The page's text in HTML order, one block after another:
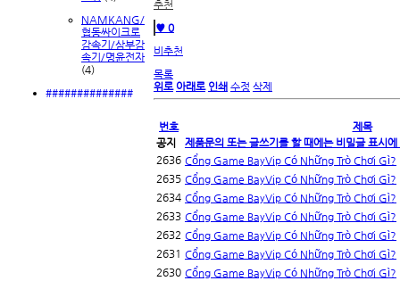
NAMKANG/
협동싸이크로
감속기/삼부감
속기/명윤전자
(4)
##############
추천
♥ 0
비추천
목록
위로 아래로 인쇄 수정 삭제
번호
제목
공지
제품문의 또는 글쓰기를 할 때에는 비밀글 표시
2636 Cổng Game BayVip Có Những Trò Chơi Gì?
2635 Cổng Game BayVip Có Những Trò Chơi Gì?
2634 Cổng Game BayVip Có Những Trò Chơi Gì?
2633 Cổng Game BayVip Có Những Trò Chơi Gì?
2632 Cổng Game BayVip Có Những Trò Chơi Gì?
2631 Cổng Game BayVip Có Những Trò Chơi Gì?
2630 Cổng Game BayVip Có Những Trò Chơi Gì?